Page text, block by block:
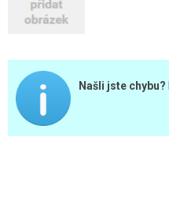
Našli jste chybu?